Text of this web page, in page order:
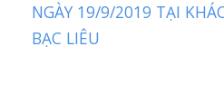
NGÀY 19/9/2019 TẠI
BẠC LIÊU